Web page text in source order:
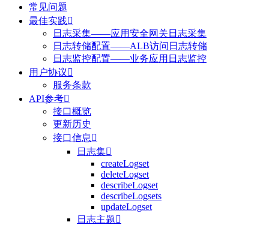
常见问题
最佳实践
日志采集——应用安全网关日志采集
日志转储配置——ALB访问日志转储
日志监控配置——业务应用日志监控
用户协议
服务条款
API参考
接口概览
更新历史
接口信息 
日志集
createLogset
deleteLogset
describeLogset
describeLogsets
updateLogset
日志主题